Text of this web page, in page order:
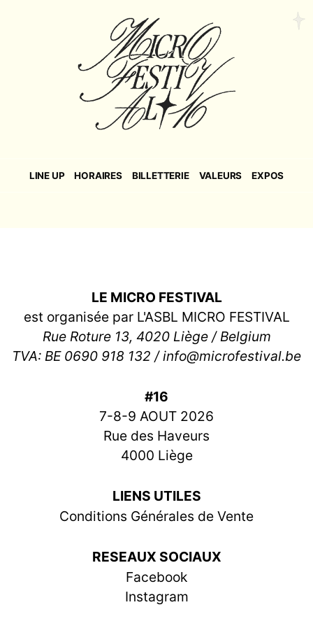
LINE UP HORAIRES BILLETTERIE VALEURS EXPOS
LE MICRO FESTIVAL
est organisée par L'ASBL MICRO FESTIVAL
Rue Roture 13, 4020 Liège / Belgium
TVA: BE 0690 918 132 / info@microfestival.be
#16
7-8-9 AOUT 2026
Rue des Haveurs
4000 Liège
LIENS UTILES
Conditions Générales de Vente
RESEAUX SOCIAUX
Facebook
Instagram